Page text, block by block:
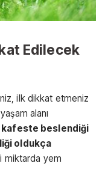
Edilecek
ilk dikkat etmeniz
alanı
kafeste beslendiği
oldukça
miktarda yem